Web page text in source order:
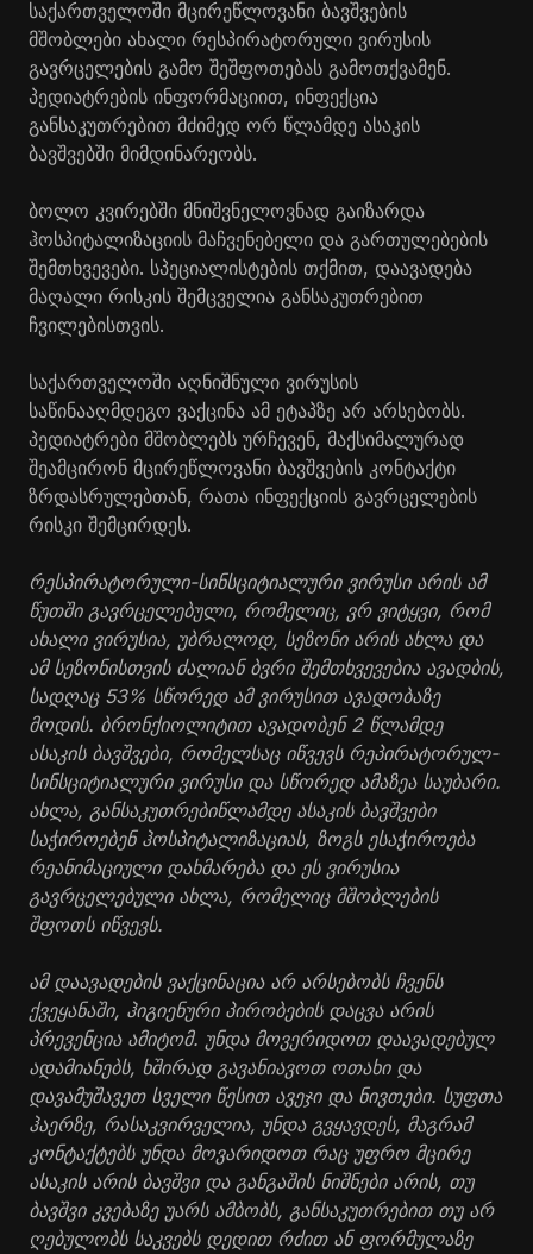
საქართველოში მცირეწლოვანი ბავშვების
მშობლები ახალი რესპირატორული ვირუსის
გავრცელების გამო შეშფოთებას გამოთქვამენ.
პედიატრების ინფორმაციით, ინფექცია
განსაკუთრებით მძიმედ ორ წლამდე ასაკის
ბავშვებში მიმდინარეობს.
ბოლო კვირებში მნიშვნელოვნად გაიზარდა
ჰოსპიტალიზაციის მაჩვენებელი და გართულებების
შემთხვევები. სპეციალისტების თქმით, დაავადება
მაღალი რისკის შემცველია განსაკუთრებით
ჩვილებისთვის.
საქართველოში აღნიშნული ვირუსის
საწინააღმდეგო ვაქცინა ამ ეტაპზე არ არსებობს.
პედიატრები მშობლებს ურჩევენ, მაქსიმალურად
შეამცირონ მცირეწლოვანი ბავშვების კონტაქტი
ზრდასრულებთან, რათა ინფექციის გავრცელების
რისკი შემცირდეს.
რესპირატორული-სინსციტიალური ვირუსი არის ამ
წუთში გავრცელებული, რომელიც, ვრ ვიტყვი, რომ
ახალი ვირუსია, უბრალოდ, სეზონი არის ახლა და
ამ სეზონისთვის ძალიან ბვრი შემთხვევებია ავადბის,
სადღაც 53% სწორედ ამ ვირუსით ავადობაზე
მოდის. ბრონქიოლიტით ავადობენ 2 წლამდე
ასაკის ბავშვები, რომელსაც იწვევს რეპირატორულ-
სინსციტიალური ვირუსი და სწორედ ამაზეა საუბარი.
ახლა, განსაკუთრებიწლამდე ასაკის ბავშვები
საჭიროებენ ჰოსპიტალიზაციას, ზოგს ესაჭიროება
რეანიმაციული დახმარება და ეს ვირუსია
გავრცელებული ახლა, რომელიც მშობლების
შფოთს იწვევს.
ამ დაავადების ვაქცინაცია არ არსებობს ჩვენს
ქვეყანაში, ჰიგიენური პირობების დაცვა არის
პრევენცია ამიტომ. უნდა მოვერიდოთ დაავადებულ
ადამიანებს, ხშირად გავანიავოთ ოთახი და
დავამუშავეთ სველი წესით ავეჯი და ნივთები. სუფთა
ჰაერზე, რასაკვირველია, უნდა გვყავდეს, მაგრამ
კონტაქტებს უნდა მოვარიდოთ რაც უფრო მცირე
ასაკის არის ბავშვი და განგაშის ნიშნები არის, თუ
ბავშვი კვებაზე უარს ამბობს, განსაკუთრებით თუ არ
ღებულობს საკვებს დედით რძით ან ფორმულაზე